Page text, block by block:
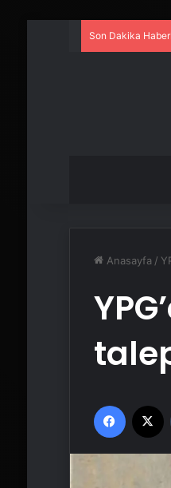
Son Dakika
Anasayfa /
Facebook